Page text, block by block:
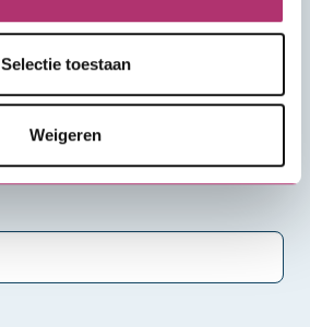
Selectie toestaan
Weigeren